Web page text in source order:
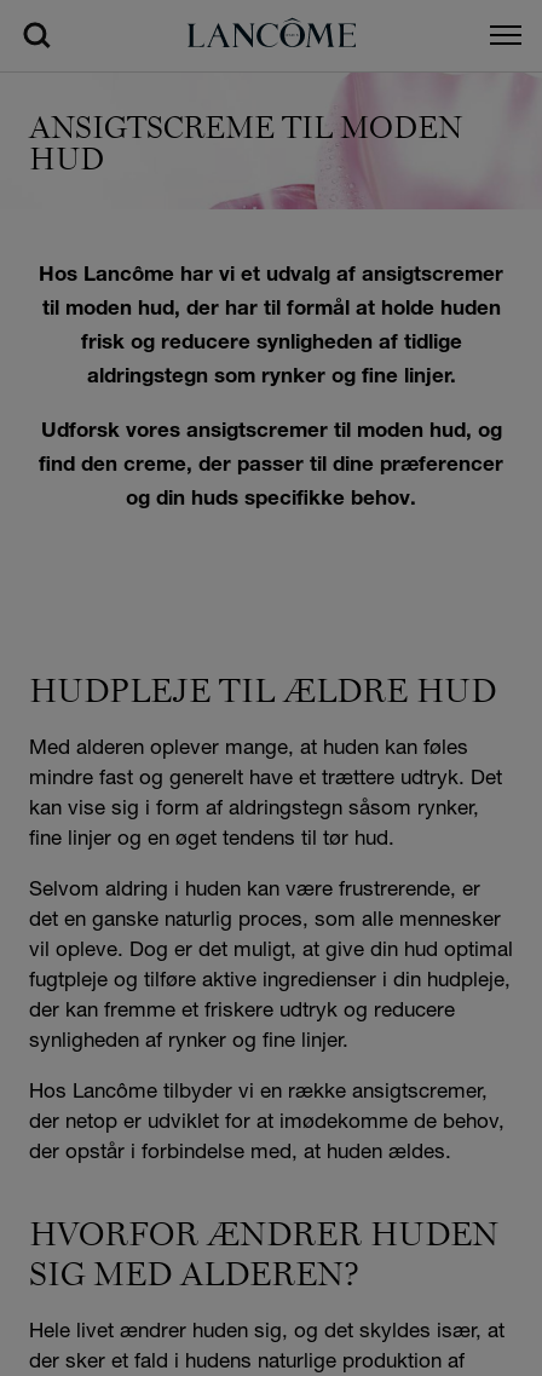
ANSIGTSCREME TIL MODEN
HUD
Hos Lancôme har vi et udvalg af ansigtscremer
til moden hud, der har til formål at holde huden
frisk og reducere synligheden af tidlige
aldringstegn som rynker og fine linjer.
Udforsk vores ansigtscremer til moden hud, og
find den creme, der passer til dine præferencer
og din huds specifikke behov.
HUDPLEJE TIL ÆLDRE HUD
Med alderen oplever mange, at huden kan føles
mindre fast og generelt have et trættere udtryk. Det
kan vise sig i form af aldringstegn såsom rynker,
fine linjer og en øget tendens til tør hud.
Selvom aldring i huden kan være frustrerende, er
det en ganske naturlig proces, som alle mennesker
vil opleve. Dog er det muligt, at give din hud optimal
fugtpleje og tilføre aktive ingredienser i din hudpleje,
der kan fremme et friskere udtryk og reducere
synligheden af rynker og fine linjer.
Hos Lancôme tilbyder vi en række ansigtscremer,
der netop er udviklet for at imødekomme de behov,
der opstår i forbindelse med, at huden ældes.
HVORFOR ÆNDRER HUDEN
SIG MED ALDEREN?
Hele livet ændrer huden sig, og det skyldes især, at
der sker et fald i hudens naturlige produktion af